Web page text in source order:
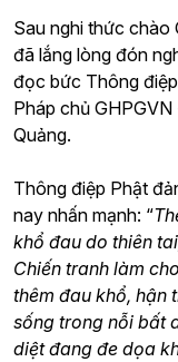
Sau nghi thức chào
đã lắng lòng đón
đọc bức Thông
Pháp chủ
Quảng.
Thông điệp Phật
nay nhấn mạnh: “
khổ đau do thiên
Chiến tranh làm
thêm đau khổ, hận
sống trong nỗi bất
diệt đang đe dọa